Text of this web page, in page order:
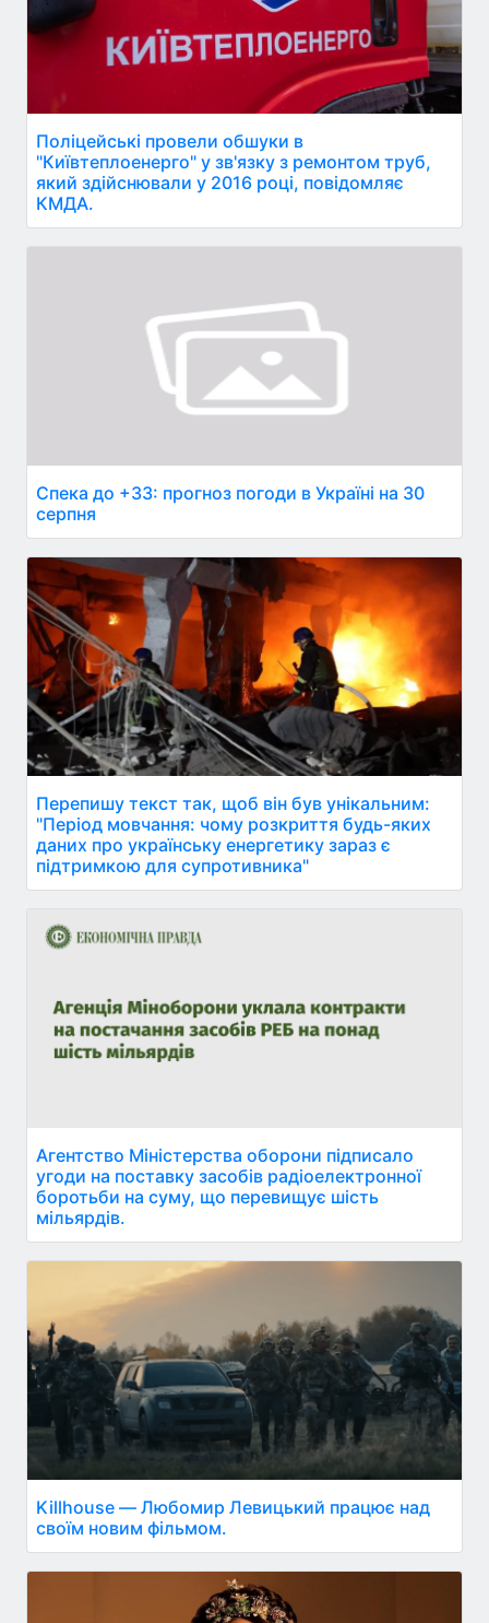
Поліцейські провели обшуки в
"Київтеплоенерго" у зв'язку з ремонтом труб,
який здійснювали у 2016 році, повідомляє
КМДА.
Спека до +33: прогноз погоди в Україні на 30
серпня
Перепишу текст так, щоб він був унікальним:
"Період мовчання: чому розкриття будь-яких
даних про українську енергетику зараз є
підтримкою для супротивника"
Агентство Міністерства оборони підписало
угоди на поставку засобів радіоелектронної
боротьби на суму, що перевищує шість
мільярдів.
Killhouse — Любомир Левицький працює над
своїм новим фільмом.